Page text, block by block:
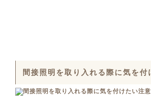
間接照明を取り入れる際に気を付